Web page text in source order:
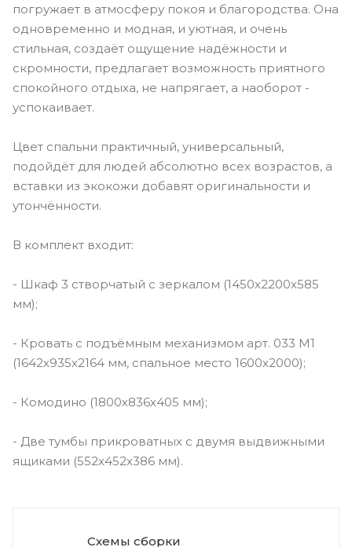
погружает в атмосферу покоя и благородства. Она
одновременно и модная, и уютная, и очень
стильная, создаёт ощущение надёжности и
скромности, предлагает возможность приятного
спокойного отдыха, не напрягает, а наоборот -
успокаивает.
Цвет спальни практичный, универсальный,
подойдёт для людей абсолютно всех возрастов, а
вставки из экокожи добавят оригинальности и
утончённости.
В комплект входит:
- Шкаф 3 створчатый с зеркалом (1450х2200х585
мм);
- Кровать с подъёмным механизмом арт. 033 М1
(1642х935х2164 мм, спальное место 1600х2000);
- Комодино (1800х836х405 мм);
- Две тумбы прикроватных с двумя выдвижными
ящиками (552х452х386 мм).
Схемы сборки